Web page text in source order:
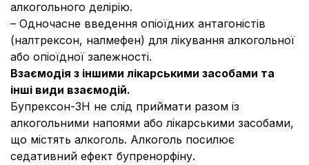
алкогольного делірію.
– Одночасне введення опіоїдних антагоністів
(налтрексон, налмефен) для лікування алкогольної
або опіоїдної залежності.
Взаємодія з іншими лікарськими засобами та
інші види взаємодій.
Бупрексон-ЗН не слід приймати разом із
алкогольними напоями або лікарськими засобами,
що містять алкоголь. Алкоголь посилює
седативний ефект бупренорфіну.